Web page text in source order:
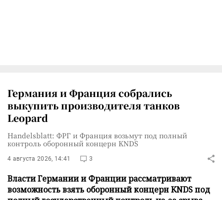
Германия и Франция собрались
выкупить производителя танков
Leopard
Handelsblatt: ФРГ и Франция возьмут под полный
контроль оборонный концерн KNDS
4 августа 2026, 14:41 3
Власти Германии и Франции рассматривают
возможность взять оборонный концерн KNDS под